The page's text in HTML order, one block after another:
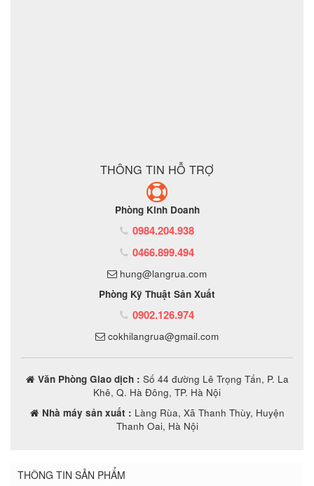
THÔNG TIN HỖ TRỢ
Phòng Kinh Doanh
0984.204.938
0466.899.494
hung@langrua.com
Phòng Kỹ Thuật Sản Xuất
0902.126.974
cokhilangrua@gmail.com
Văn Phòng Giao dịch : Số 44 đường Lê Trọng Tấn, P. La
Khê, Q. Hà Đông, TP. Hà Nội
Nhà máy sản xuất : Làng Rùa, Xã Thanh Thùy, Huyện
Thanh Oai, Hà Nội
THÔNG TIN SẢN PHẨM